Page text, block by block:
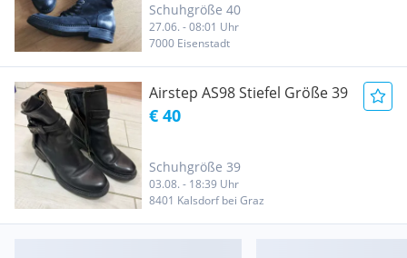
Schuhgröße 40
27.06. - 08:01 Uhr
7000 Eisenstadt
Airstep AS98 Stiefel Größe 39
€ 40
Schuhgröße 39
03.08. - 18:39 Uhr
8401 Kalsdorf bei Graz